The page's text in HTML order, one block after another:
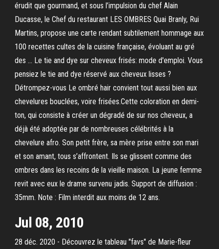
érudit que gourmand, et sous l’impulsion du chef Alain
Ducasse, le Chef du restaurant LES OMBRES Quai Branly, Rui
Martins, propose une carte rendant subtilement hommage aux
100 recettes cultes de la cuisine française, évoluant au gré
des … Le tie and dye sur cheveux frisés: mode d'emploi. Vous
pensiez le tie and dye réservé aux cheveux lisses ?
Détrompez-vous Le ombré hair convient tout aussi bien aux
chevelures bouclées, voire frisées.Cette coloration en demi-
ton, qui consiste à créer un dégradé de sur nos cheveux, a
déjà été adoptée par de nombreuses célébrités à la
chevelure afro. Son petit frère, sa mère prise entre son mari
et son amant, tous s’affrontent. Ils se glissent comme des
ombres dans les recoins de la vieille maison. La jeune femme
revit avec eux le drame survenu jadis. Support de diffusion :
35mm. Note : Film interdit aux moins de 12 ans.
Jul 08, 2010
28 déc. 2020 - Découvrez le tableau "favs" de Marie-fleur